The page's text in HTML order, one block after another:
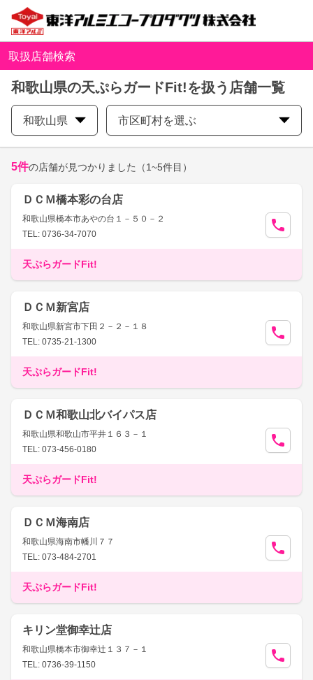
取扱店舗検索
和歌山県の天ぷらガードFit!を扱う店舗一覧
和歌山県 市区町村を選ぶ
5件の店舗が見つかりました （1~5件目）
ＤＣＭ橋本彩の台店
和歌山県橋本市あやの台１－５０－２
TEL: 0736-34-7070
天ぷらガードFit!
ＤＣＭ新宮店
和歌山県新宮市下田２－２－１８
TEL: 0735-21-1300
天ぷらガードFit!
ＤＣＭ和歌山北バイパス店
和歌山県和歌山市平井１６３－１
TEL: 073-456-0180
天ぷらガードFit!
ＤＣＭ海南店
和歌山県海南市幡川７７
TEL: 073-484-2701
天ぷらガードFit!
キリン堂御幸辻店
和歌山県橋本市御幸辻１３７－１
TEL: 0736-39-1150